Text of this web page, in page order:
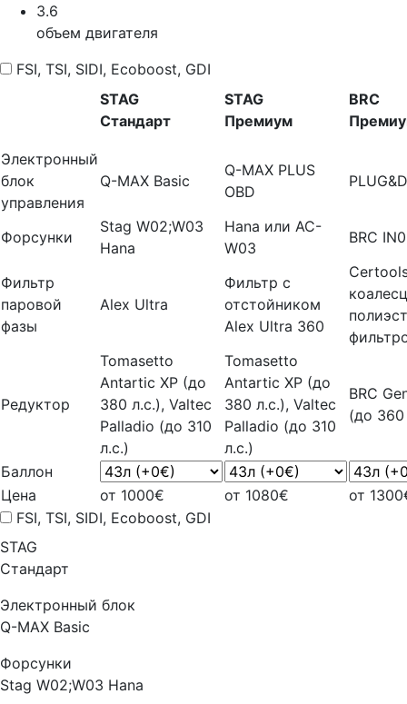
3.6
объем двигателя
FSI, TSI, SIDI, Ecoboost, GDI
STAG
Стандарт
STAG
Премиум
BRC
Электронный
блок
управления
Q-MAX Basic
Q-MAX PLUS
OBD
Форсунки
Stag W02;W03
Hana
Hana или AC-
W03
BRC
Фильтр
паровой
фазы
Alex Ultra
Фильтр с
отстойником
Alex Ultra 360
Редуктор
Tomasetto
Antartic XP (до
380 л.с.), Valtec
Palladio (до 310
л.с.)
Tomasetto
Antartic XP (до
380 л.с.), Valtec
Palladio (до 310
л.с.)
BRC
(до 360
Баллон
Цена
от 1000€ от 1080€
от
FSI, TSI, SIDI, Ecoboost, GDI
STAG
Стандарт
Электронный блок
Q-MAX Basic
Форсунки
Stag W02;W03 Hana